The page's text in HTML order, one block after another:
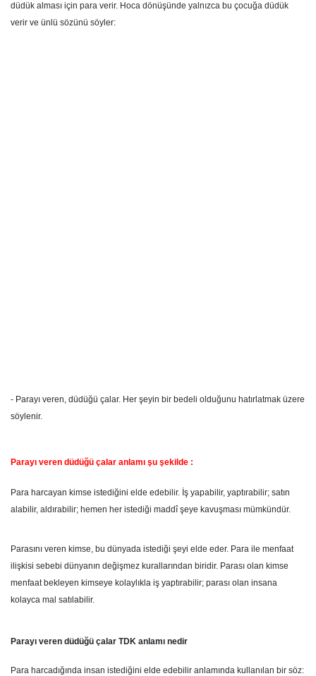
düdük alması için para verir. Hoca dönüşünde yalnızca bu çocuğa düdük
verir ve ünlü sözünü söyler:
- Parayı veren, düdüğü çalar. Her şeyin bir bedeli olduğunu hatırlatmak üzere
söylenir.
Parayı veren düdüğü çalar anlamı şu şekilde :
Para harcayan kimse istediğini elde edebilir. İş yapabilir, yaptırabilir; satın
alabilir, aldırabilir; hemen her istediği maddî şeye kavuşması mümkündür.
Parasını veren kimse, bu dünyada istediği şeyi elde eder. Para ile menfaat
ilişkisi sebebi dünyanın değişmez kurallarından biridir. Parası olan kimse
menfaat bekleyen kimseye kolaylıkla iş yaptırabilir; parası olan insana
kolayca mal satılabilir.
Parayı veren düdüğü çalar TDK anlamı nedir
Para harcadığında insan istediğini elde edebilir anlamında kullanılan bir söz: